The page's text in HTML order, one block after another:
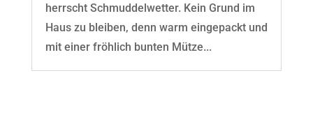
herrscht Schmuddelwetter. Kein Grund im
Haus zu bleiben, denn warm eingepackt und
mit einer fröhlich bunten Mütze...